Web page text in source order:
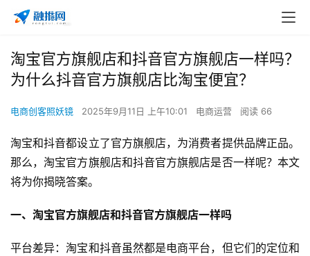
淘宝官方旗舰店和抖音官方旗舰店一样吗？
为什么抖音官方旗舰店比淘宝便宜？
电商创客照妖镜 2025年9月11日 上午10:01 电商运营 阅读 66
淘宝和抖音都设立了官方旗舰店，为消费者提供品牌正品。
那么，淘宝官方旗舰店和抖音官方旗舰店是否一样呢？本文
将为你揭晓答案。
一、淘宝官方旗舰店和抖音官方旗舰店一样吗
平台差异：淘宝和抖音虽然都是电商平台，但它们的定位和